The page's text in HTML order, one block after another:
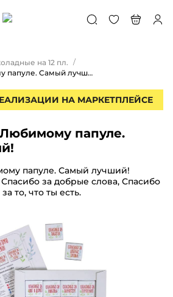
на 12 пл. /
Шоко набор- Любимому папуле. Самый лучший!
НА МАРКЕТПЛЕЙСЕ
папуле.
папуле. Самый лучший!
за добрые слова, Спасибо
то, что ты есть.